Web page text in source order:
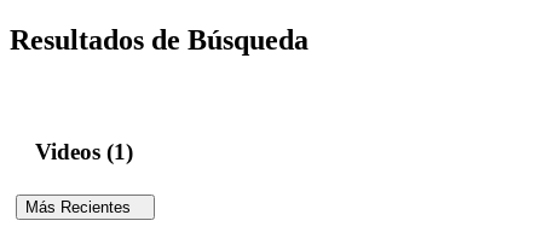
Resultados de Búsqueda
Videos (1)
Más Recientes